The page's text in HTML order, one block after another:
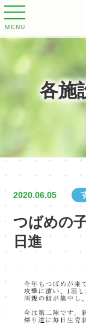
MENU
各施
2020.06.05
つばめの
日進